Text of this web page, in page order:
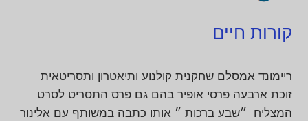
קורות חיים
ריימונד אמסלם שחקנית קולנוע ותיאטרון ותסריטאית
זוכת ארבעה פרסי אופיר בהם גם פרס התסריט לסרט
המצליח ״שבע ברכות ״ אותו כתבה במשותף עם אלינור